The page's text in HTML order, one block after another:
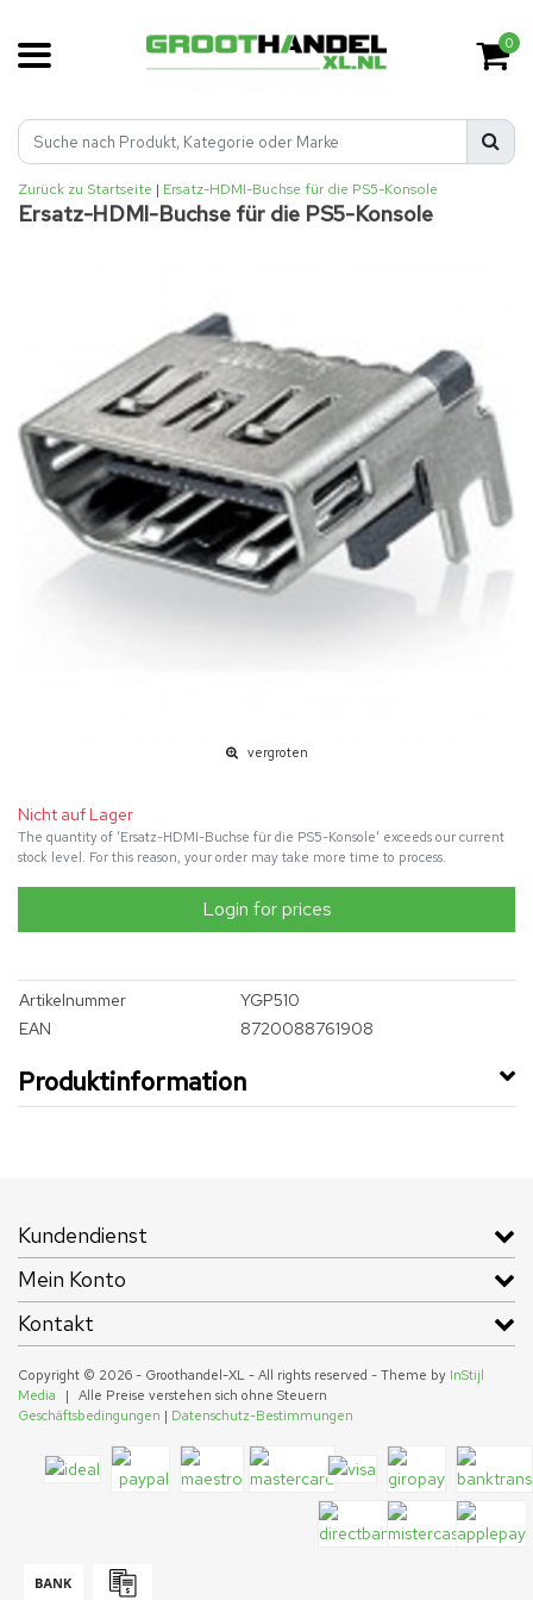
0
Zurück zu Startseite | Ersatz-HDMI-Buchse für die PS5-Konsole
Ersatz-HDMI-Buchse für die PS5-Konsole
vergroten
Nicht auf Lager
The quantity of 'Ersatz-HDMI-Buchse für die PS5-Konsole' exceeds our current
stock level. For this reason, your order may take more time to process.
Login for prices
Artikelnummer
YGP510
EAN
8720088761908
Produktinformation
Kundendienst
Mein Konto
Kontakt
Copyright © 2026 - Groothandel-XL - All rights reserved - Theme by InStijl
Media
|
Alle Preise verstehen sich ohne Steuern
Geschäftsbedingungen | Datenschutz-Bestimmungen